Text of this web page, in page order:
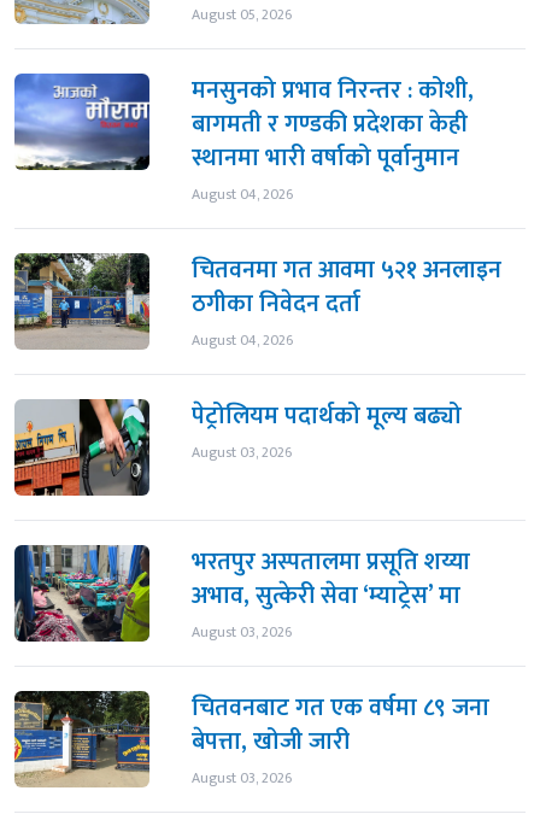
August 05, 2026
मनसुनको प्रभाव निरन्तर : कोशी,
बागमती र गण्डकी प्रदेशका केही
स्थानमा भारी वर्षाको पूर्वानुमान
August 04, 2026
चितवनमा गत आवमा ५२१ अनलाइन
ठगीका निवेदन दर्ता
August 04, 2026
पेट्रोलियम पदार्थको मूल्य बढ्यो
August 03, 2026
भरतपुर अस्पतालमा प्रसूति शय्या
अभाव, सुत्केरी सेवा ‘म्याट्रेस’ मा
August 03, 2026
चितवनबाट गत एक वर्षमा ८९ जना
बेपत्ता, खोजी जारी
August 03, 2026